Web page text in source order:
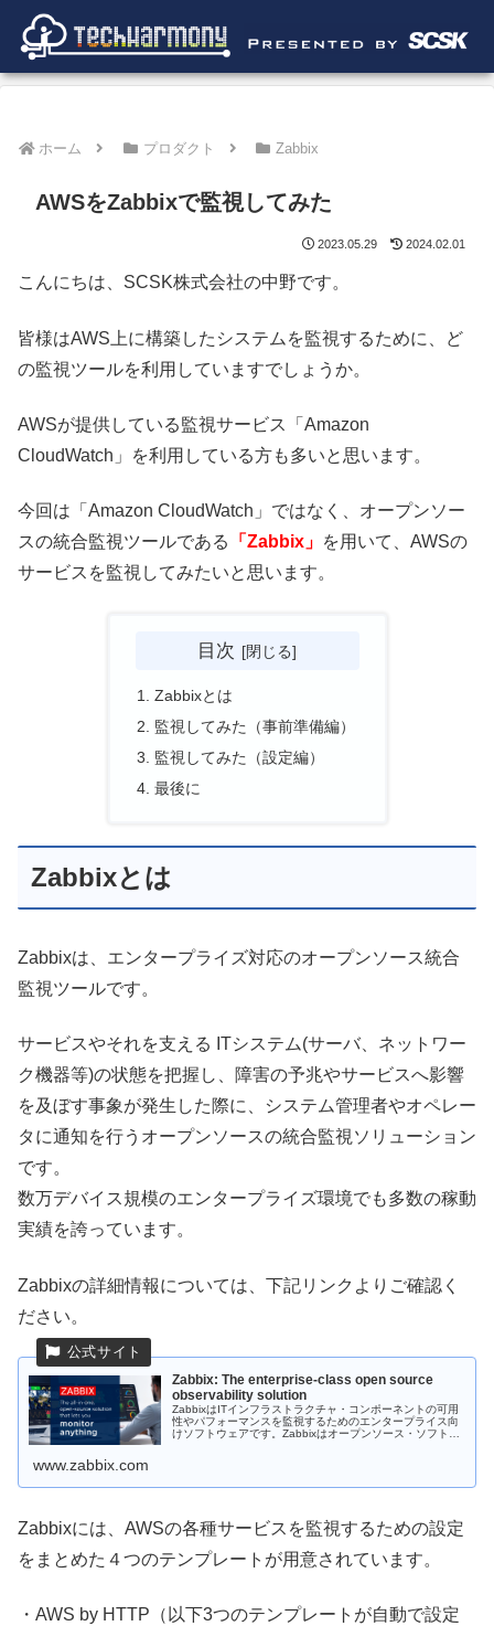
ホーム プロダクト Zabbix
AWSをZabbixで監視してみた
2023.05.29 2024.02.01
こんにちは、SCSK株式会社の中野です。
皆様はAWS上に構築したシステムを監視するために、ど
の監視ツールを利用していますでしょうか。
AWSが提供している監視サービス「Amazon
CloudWatch」を利用している方も多いと思います。
今回は「Amazon CloudWatch」ではなく、オープンソー
スの統合監視ツールである
「Zabbix」 を用いて、AWSの
サービスを監視してみたいと思います。
目次
Zabbixとは
監視してみた（事前準備編）
監視してみた（設定編）
最後に
Zabbixとは
Zabbixは、エンタープライズ対応のオープンソース統合
監視ツールです。
サービスやそれを支える ITシステム(サーバ、ネットワー
ク機器等)の状態を把握し、障害の予兆やサービスへ影響
を及ぼす事象が発生した際に、システム管理者やオペレー
タに通知を行うオープンソースの統合監視ソリューション
です。
数万デバイス規模のエンタープライズ環境でも多数の稼動
実績を誇っています。
Zabbixの詳細情報については、下記リンクよりご確認く
ださい。
Zabbix: The enterprise-class open source
observability solution
ZabbixはITインフラストラクチャ・コンポーネントの可用
性やパフォーマンスを監視するためのエンタープライス向
けソフトウェアです。Zabbixはオープンソース・ソフトウ
www.zabbix.com
Zabbixには、AWSの各種サービスを監視するための設定
をまとめた４つのテンプレートが用意されています。
・AWS by HTTP（以下3つのテンプレートが自動で設定